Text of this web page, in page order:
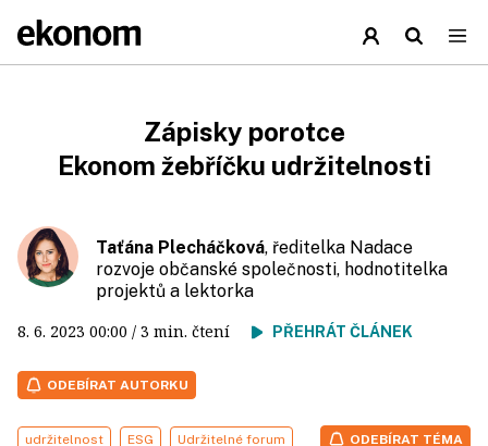
Zápisky porotce
Ekonom žebříčku udržitelnosti
Taťána Plecháčková, ředitelka Nadace
rozvoje občanské společnosti, hodnotitelka
projektů a lektorka
8. 6. 2023 00:00 / 3 min. čtení PŘEHRÁT ČLÁNEK
ODEBÍRAT AUTORKU
udržitelnost ESG Udržitelné forum ODEBÍRAT TÉMA